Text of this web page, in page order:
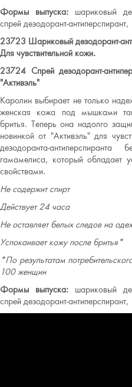
Формы выпуска: шариковый
спрей дезодорант-
23723 Шариковый дезодорант-
Для чувствительной кожи.
23724 Спрей дезодорант-
"Активэль"
Каролин выбирает не только
женская кожа под мышками так
бритья. Теперь она надолго
новинкой от "Активэль" для
дезодоранта-
гамамелиса, который
свойствами.
Не содержит спирт
Действует 24 часа
Не оставляет белых следов на
Успокаивает кожу после бритья*
*По результатам
100 женщин
Формы выпуска: шариковый
спрей дезодорант-